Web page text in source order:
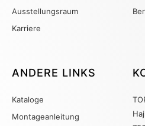
Ausstellungsraum
Karriere
ANDERE LINKS
Kataloge
Montageanleitung